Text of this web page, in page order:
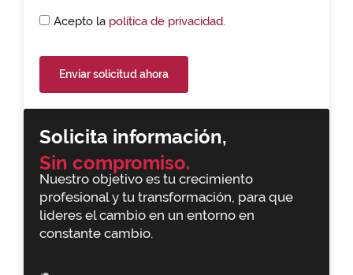
Solicita información,
Sin compromiso.
Nuestro objetivo es tu crecimiento
profesional y tu transformación, para que
lideres el cambio en un entorno en
constante cambio.
Acepto la política de privacidad.
Enviar solicitud ahora